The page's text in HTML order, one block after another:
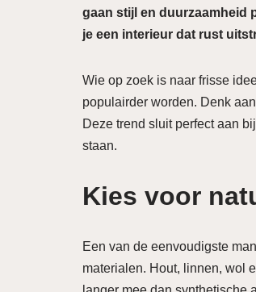
gaan stijl en duurzaamheid
je een interieur dat rust
Wie op zoek is naar frisse
populairder worden. Denk
Deze trend sluit perfect aan
staan.
Kies voor
Een van de eenvoudigste
materialen. Hout, linnen, wol